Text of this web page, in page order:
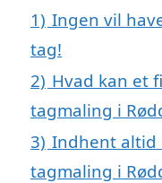
1) Ingen vil
tag!
2) Hvad kan et
tagmaling i
3) Indhent altid
tagmaling i